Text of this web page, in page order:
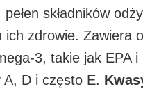
pełen składników
ich zdrowie. Zawiera
3, takie jak EPA i
D i często E.